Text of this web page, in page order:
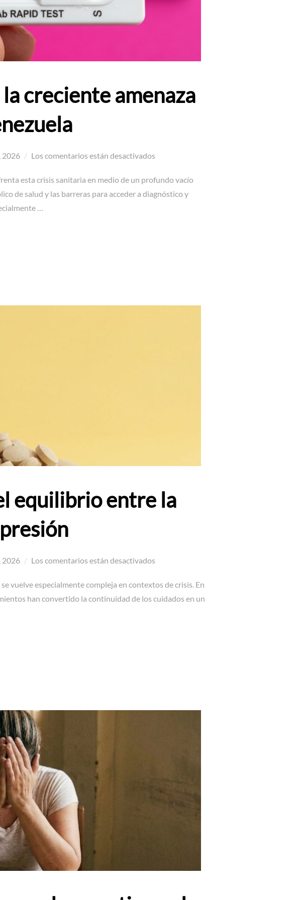
creciente amenaza
2026 Los comentarios están desactivados
esta crisis sanitaria en medio de un profundo vacío
de salud y las barreras para acceder a diagnóstico y
…
equilibrio entre la
2026 Los comentarios están desactivados
vuelve especialmente compleja en contextos de crisis. En
han convertido la continuidad de los cuidados en un